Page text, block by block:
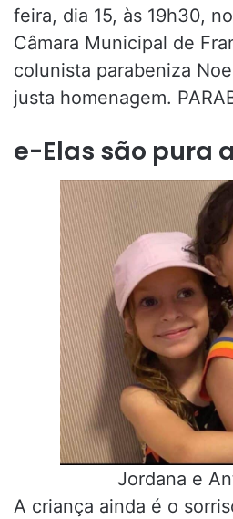
feira, dia 15, às 19h30,
Câmara Municipal de
colunista parabeniza
justa homenagem.
e-Elas são pura
Jordana e
A criança ainda é o